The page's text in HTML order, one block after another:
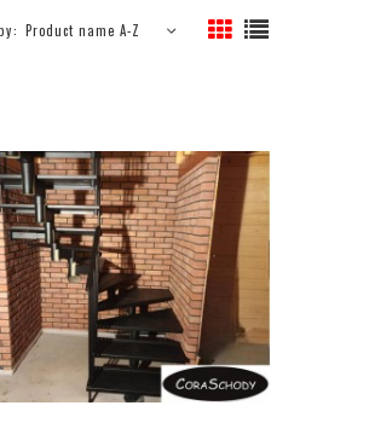
Product name A-Z